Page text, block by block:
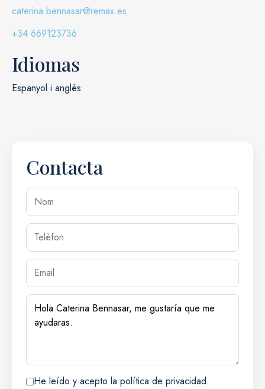
caterina.bennasar@remax.es
+34 669123736
Idiomas
Espanyol i anglès
Contacta
He leído y acepto la política de privacidad.